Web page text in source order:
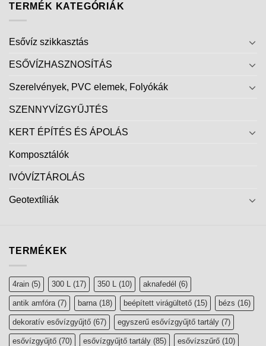
TERMÉK KATEGÓRIÁK
Esővíz szikkasztás
ESŐVÍZHASZNOSÍTÁS
Szerelvények, PVC elemek, Folyókák
SZENNYVÍZGYŰJTÉS
KERT ÉPÍTÉS ÉS ÁPOLÁS
Komposztálók
IVÓVÍZTÁROLÁS
Geotextíliák
TERMÉKEK
4rain (5) 300 L (17) 350 L (10) aknafedél (6)
antik amfóra (7) barna (18) beépített virágültető (15) bézs (16)
dekoratív esővízgyűjtő (67) egyszerű esővízgyűjtő tartály (7)
esővízgyűjtő (70) esővízgyűjtő tartály (85) esővízszűrő (10)